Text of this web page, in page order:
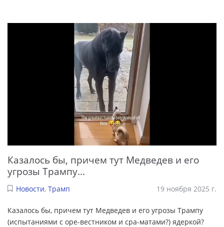
Казалось бы, причем тут Медведев и его
угрозы Трампу...
Новости, Трамп 19 ноября 2025 г.
Казалось бы, причем тут Медведев и его угрозы Трампу
(испытаниями с оре-вестником и сра-матами?) ядеркой?